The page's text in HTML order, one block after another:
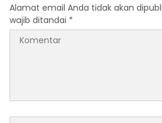
Alamat email Anda tidak akan
wajib ditandai *